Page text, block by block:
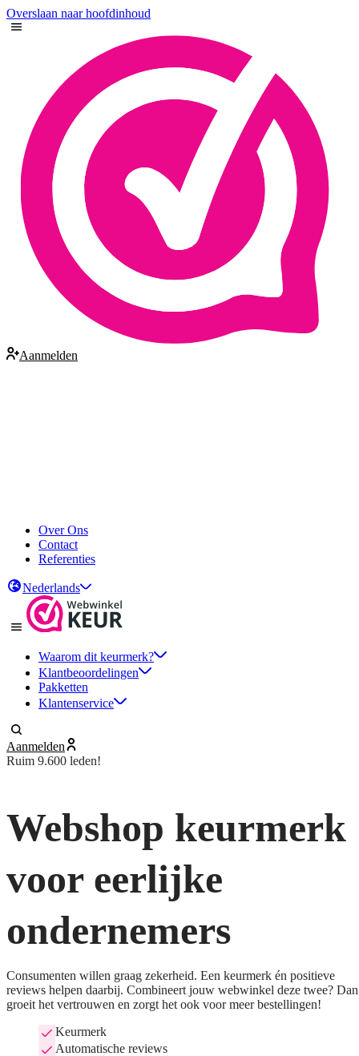
Overslaan naar hoofdinhoud
Aanmelden
Over Ons
Contact
Referenties
Nederlands
Waarom dit keurmerk?
Klantbeoordelingen
Pakketten
Klantenservice
Aanmelden
Ruim 9.600 leden!
Webshop keurmerk
voor eerlijke
ondernemers
Consumenten willen graag zekerheid. Een keurmerk én positieve
reviews helpen daarbij. Combineert jouw webwinkel deze twee? Dan
groeit het vertrouwen en zorgt het ook voor meer bestellingen!
Keurmerk
Automatische reviews